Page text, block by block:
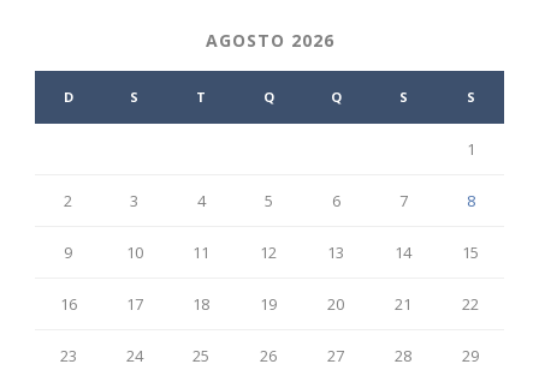
AGOSTO 2026
D S T Q Q S S
1
2 3 4 5 6 7 8
9 10 11 12 13 14 15
16 17 18 19 20 21 22
23 24 25 26 27 28 29